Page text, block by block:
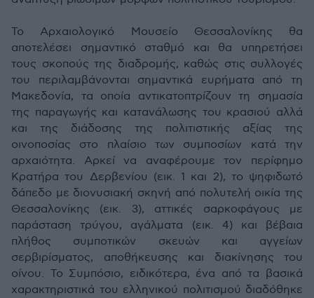
Το Αρχαιολογικό Μουσείο Θεσσαλονίκης θα
αποτελέσει σημαντικό σταθμό και θα υπηρετήσει
τους σκοπούς της διαδρομής, καθώς στις συλλογές
του περιλαμβάνονται σημαντικά ευρήματα από τη
Μακεδονία, τα οποία αντικατοπτρίζουν τη σημασία
της παραγωγής και κατανάλωσης του κρασιού αλλά
και της διάδοσης της πολιτιστικής αξίας της
οινοποσίας στο πλαίσιο των συμποσίων κατά την
αρχαιότητα. Αρκεί να αναφέρουμε τον περίφημο
Κρατήρα του Δερβενίου (εικ. 1 και 2), το ψηφιδωτό
δάπεδο με διονυσιακή σκηνή από πολυτελή οικία της
Θεσσαλονίκης (εικ. 3), αττικές σαρκοφάγους με
παράσταση τρύγου, αγάλματα (εικ. 4) και βέβαια
πλήθος συμποτικών σκευών και αγγείων
σερβιρίσματος, αποθήκευσης και διακίνησης του
οίνου. Το Συμπόσιο, ειδικότερα, ένα από τα βασικά
χαρακτηριστικά του ελληνικού πολιτισμού διαδόθηκε